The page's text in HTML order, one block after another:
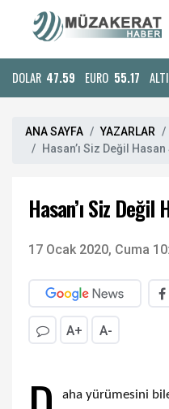
DOLAR 47.59 EURO 55.17
ANA SAYFA YAZARLAR
Hasan’ı Siz Değil
Hasan’ı Siz
17 Ocak 2020, Cuma
A+ A-
aha yürümesini